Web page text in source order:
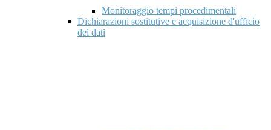
Monitoraggio tempi procedimentali
Dichiarazioni sostitutive e acquisizione d'ufficio
dei dati